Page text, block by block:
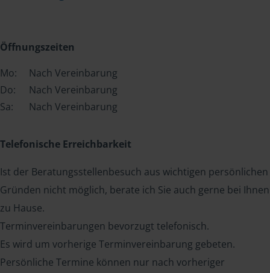
Öffnungszeiten
Mo:
Nach Vereinbarung
Do:
Nach Vereinbarung
Sa:
Nach Vereinbarung
Telefonische Erreichbarkeit
Ist der Beratungsstellenbesuch aus wichtigen persönlichen
Gründen nicht möglich, berate ich Sie auch gerne bei Ihnen
zu Hause.
Terminvereinbarungen bevorzugt telefonisch.
Es wird um vorherige Terminvereinbarung gebeten.
Persönliche Termine können nur nach vorheriger